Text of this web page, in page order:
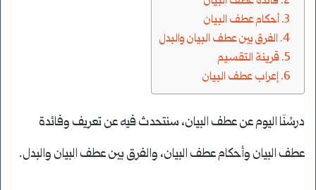
أحكام عطف البيان
الفرق بين عطف البيان والبدل
قرينة التقسيم
إعراب عطف البيان
درسُنَا اليوم عن عطف البيان، سنتحدث فيه عن تعريف وفائدة
عطف البيان وأحكام عطف البيان، والفرق بين عطف البيان والبدل.